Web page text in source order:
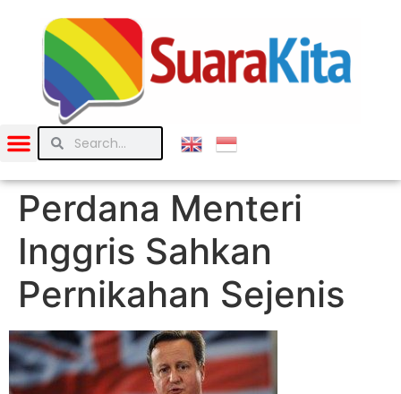
Perdana Menteri
Inggris Sahkan
Pernikahan Sejenis